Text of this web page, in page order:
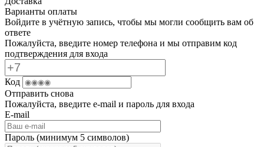
Варианты оплаты
Войдите в учётную запись, чтобы мы могли сообщить вам об
ответе
Пожалуйста, введите номер телефона и мы отправим код
подтверждения для входа
Код
Отправить снова
Пожалуйста, введите e-mail и пароль для входа
E-mail
Пароль (минимум 5 символов)